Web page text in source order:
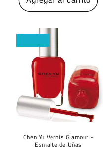
Chen Yu Vernis Glamour -
Esmalte de Uñas